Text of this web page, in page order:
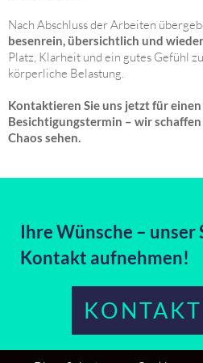
Nach Abschluss der Arbeiten
besenrein, übersichtlich und
Platz, Klarheit und ein gutes Gefühl
körperliche Belastung.
Kontaktieren Sie uns jetzt für
Besichtigungstermin – wir
Chaos sehen.
Ihre Wünsche – unser
Kontakt aufnehmen!